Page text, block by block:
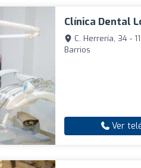
Clínica Dental
C. Herrería, 34 -
Barrios
Ver